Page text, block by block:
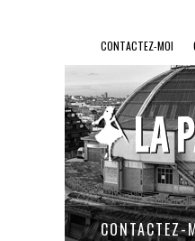
CONTACTEZ-MOI
CONTACTEZ-